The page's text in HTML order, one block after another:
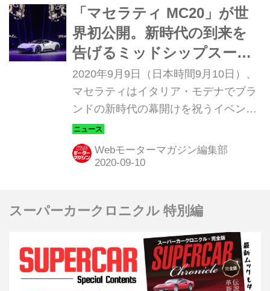
「マセラティ MC20」が世
界初公開。新時代の到来を
告げるミッドシップスーパ
ースポーツカー！
2020年9月9日（日本時間9月10日）、
マセラティはイタリア・モデナでブラ
ンドの新時代の幕開けを祝うイベント
「MMXX：The time to be
audacious（大胆になる時）」を開
催、その中で新時代を象徴するモデル
た。「MC」のMはマセラティ、Cはコ
ルセ＝レーシング、「20」は2020年を
意味する。なお、この発表の模様は全
世界にオンラインで公開された。
Webモーターマガジン編集部
スーパーカークロニクル 特別編